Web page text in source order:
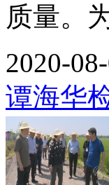
质量。
2020-
谭海华